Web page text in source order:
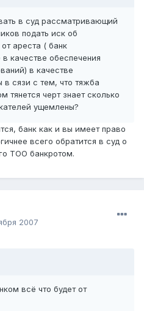
в суд рассматривающий
подать иск об
ареста ( банк
качестве обеспечения
в качестве
в сязи с тем, что тяжба
тянется черт знает сколько
ущемлены?
банк как и вы имеет право
всего обратится в суд о
ТОО банкротом.
2007
всё что будет от